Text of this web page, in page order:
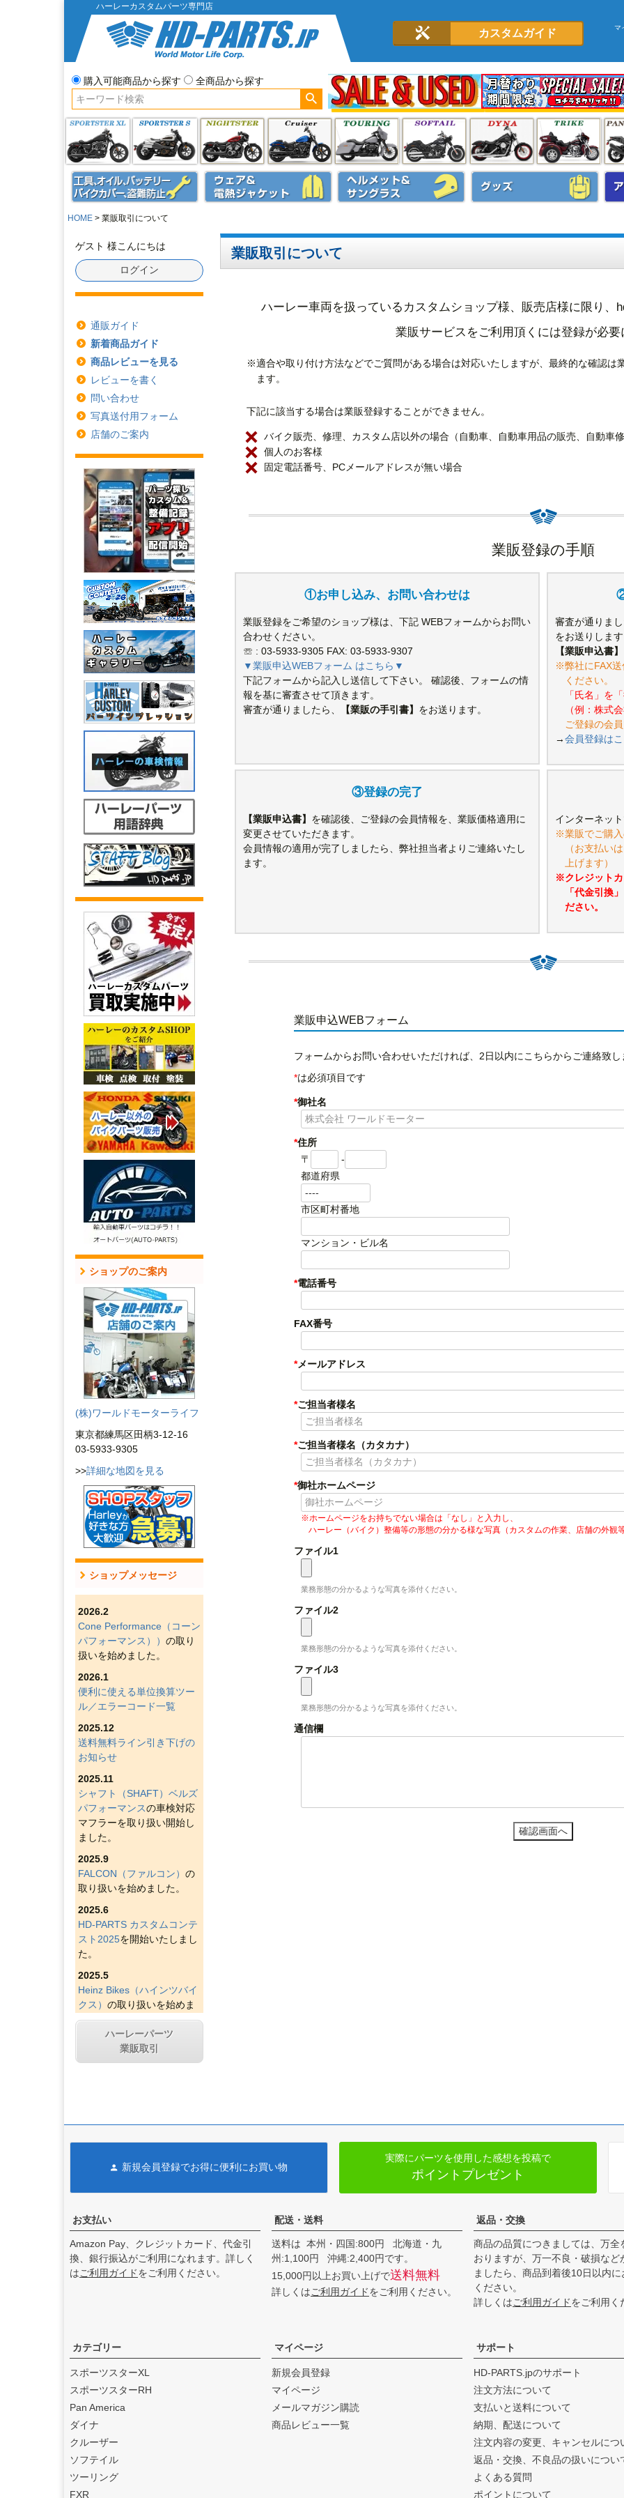
ハーレーカスタムパーツ専門店
カスタムガイド マ
購入可能商品から探す 全商品から探す
HOME 業販取引について
ゲスト 様こんにちは
ログイン
通販ガイド
新着商品ガイド
商品レビューを見る
レビューを書く
問い合わせ
写真送付用フォーム
店舗のご案内
ショップのご案内
(株)ワールドモーターライフ
東京都練馬区田柄3-12-16
03-5933-9305
>>詳細な地図を見る
ショップメッセージ
2026.2
Cone Performance（コーン
パフォーマンス）） の取り
扱いを始めました。
2026.1
便利に使える単位換算ツー
ル／エラーコード一覧
2025.12
送料無料ライン引き下げの
お知らせ
2025.11
シャフト（SHAFT）ベルズ
パフォーマンスの車検対応
マフラーを取り扱い開始し
ました。
2025.9
FALCON（ファルコン） の
取り扱いを始めました。
2025.6
HD-PARTS カスタムコンテ
スト2025を開始いたしまし
た。
2025.5
Heinz Bikes（ハインツバイ
クス） の取り扱いを始めま
した。
2025.4
Figurati Designs（フィグラ
D&D エキゾースト（ディー
た。
feture ヘルメット（フュー
チャーヘルメット）の取り
扱いを始めました。
ました。
2024.12
s（ブローパフォーマンスエ
キゾースト）
始めました。
2024.11
By City（バイ シティ）
本総代理店となりました。
ハーレーパーツ
業販取引
業販取引について
ハーレー車両を扱っているカスタムショップ様、販売店様に限り、
業販サービスをご利用頂くには登録が必要
※適合や取り付け方法などでご質問がある場合は対応いたしますが、最終的な確認は
ます。
下記に該当する場合は業販登録することができません。
バイク販売、修理、カスタム店以外の場合（自動車、自動車用品の販売、自動車
個人のお客様
固定電話番号、PCメールアドレスが無い場合
業販登録の手順
①お申し込み、お問い合わせは
業販登録をご希望のショップ様は、下記 WEBフォームからお問い
合わせください。
☏ : 03-5933-9305 FAX: 03-5933-9307
▼業販申込WEBフォーム はこちら▼
下記フォームから記入し送信して下さい。 確認後、フォームの情
報を基に審査させて頂きます。
審査が通りましたら、
【業販の手引書】 をお送ります。
審査が通りま
をお送りしま
【業販申込書】
※弊社にFAX送
ください。
「氏名」を
（例：株式
ご登録の会
→会員登録は
③登録の完了
【業販申込書】 を確認後、ご登録の会員情報を、業販価格適用に
変更させていただきます。
会員情報の適用が完了しましたら、弊社担当者よりご連絡いたし
ます。
インターネッ
※業販でご購
（お支払い
上げます）
※クレジット
「代金引換
ださい。
業販申込WEBフォーム
フォームからお問い合わせいただければ、2日以内にこちらからご連絡致し
*は必須項目です
*御社名
*住所
〒
-
都道府県
市区町村番地
マンション・ビル名
*電話番号
FAX番号
*メールアドレス
*ご担当者様名
*ご担当者様名（カタカナ）
*御社ホームページ
※ホームページをお持ちでない場合は「なし」と入力し、
ハーレー（バイク）整備等の形態の分かる様な写真（カスタムの作業、店舗の外観
ファイル1
業務形態の分かるような写真を添付ください。
ファイル2
業務形態の分かるような写真を添付ください。
ファイル3
業務形態の分かるような写真を添付ください。
通信欄
新規会員登録でお得に便利にお買い物
実際にパーツを使用した感想を投稿で
ポイントプレゼント
お支払い
Amazon Pay、クレジットカード、代金引
換、銀行振込がご利用になれます。詳しく
はご利用ガイドをご利用ください。
配送・送料
送料は 本州・四国:800円 北海道・九
州:1,100円 沖縄:2,400円です。
15,000円以上お買い上げで送料無料
詳しくはご利用ガイドをご利用ください。
返品・交換
商品の品質につきましては、万全
おりますが、万一不良・破損など
ましたら、商品到着後10日以内
ください。
詳しくはご利用ガイドをご利用く
カテゴリー
スポーツスターXL
スポーツスターRH
Pan America
ダイナ
クルーザー
ソフテイル
ツーリング
FXR
マイページ
新規会員登録
マイページ
メールマガジン購読
商品レビュー一覧
サポート
HD-PARTS.jpのサポート
注文方法について
支払いと送料について
納期、配送について
注文内容の変更、キャンセルにつ
返品・交換、不良品の扱いについ
よくある質問
ポイントについて